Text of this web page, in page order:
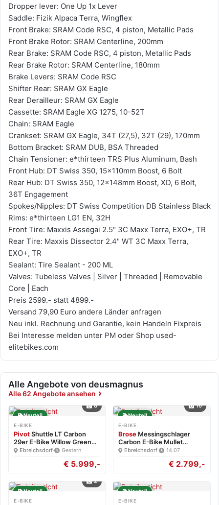
Dropper lever: One Up 1x Lever
Saddle: Fizik Alpaca Terra, Wingflex
Front Brake: SRAM Code RSC, 4 piston, Metallic Pads
Front Brake Rotor: SRAM Centerline, 200mm
Rear Brake: SRAM Code RSC, 4 piston, Metallic Pads
Rear Brake Rotor: SRAM Centerline, 180mm
Brake Levers: SRAM Code RSC
Shifter Rear: SRAM GX Eagle
Rear Derailleur: SRAM GX Eagle
Cassette: SRAM Eagle XG 1275, 10-52T
Chain: SRAM Eagle
Crankset: SRAM GX Eagle, 34T (27,5), 32T (29), 170mm
Bottom Bracket: SRAM DUB, BSA Threaded
Chain Tensioner: e*thirteen TRS Plus Aluminum, Bash
Front Hub: DT Swiss 350, 15x110mm Boost, 6 Bolt
Rear Hub: DT Swiss 350, 12x148mm Boost, XD, 6 Bolt,
36T Engagement
Spokes/Nipples: DT Swiss Competition DB Stainless Black
Rims: e*thirteen LG1 EN, 32H
Front Tire: Maxxis Assegai 2.5" 3C Maxx Terra, EXO+, TR
Rear Tire: Maxxis Dissector 2.4" WT 3C Maxx Terra,
EXO+, TR
Sealant: Tire Sealant - 200 ML
Valves: Tubeless Valves | Silver | Threaded | Removable
Core | Each
Preis 2599.- statt 4899.-
Versand 79,90 Euro andere Länder anfragen
Neu inkl. Rechnung und Garantie, kein Handeln Fixpreis
Bei Interesse melden unter PM oder Shop used-
elitebikes.com
Alle Angebote von deusmagnus
Alle 62 Angebote ansehen
8
Neuteil
E-BIKE
PivotShuttle LT Carbon
29er E-Bike Willow Green…
Ebreichsdorf· Gestern
€ 5.999,-
16
Neuteil
E-BIKE
Brose Messingschlager
Carbon E-Bike Mullet
Brose…
Ebreichsdorf· 14.07.
€ 2.799,-
2
Neuteil
E-BIKE
Neuteil
E-BIKE